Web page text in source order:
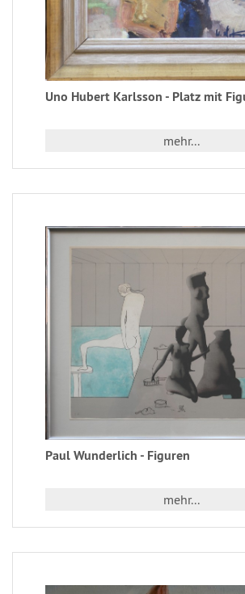
Uno Hubert Karlsson - Platz mit
mehr...
Paul Wunderlich - Figuren
mehr...